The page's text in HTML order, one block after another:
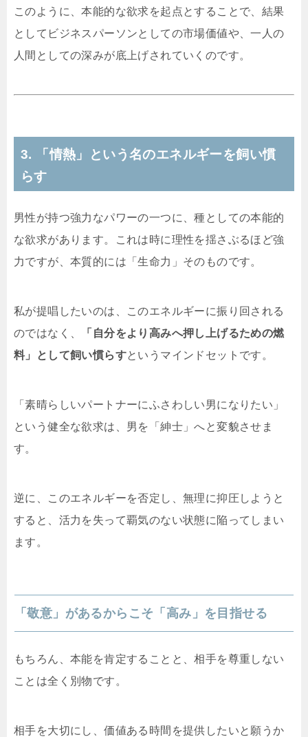
このように、本能的な欲求を起点とすることで、結果
としてビジネスパーソンとしての市場価値や、一人の
人間としての深みが底上げされていくのです。
3. 「情熱」という名のエネルギーを飼い慣
らす
男性が持つ強力なパワーの一つに、種としての本能的
な欲求があります。これは時に理性を揺さぶるほど強
力ですが、本質的には「生命力」そのものです。
私が提唱したいのは、このエネルギーに振り回される
のではなく、
「自分をより高みへ押し上げるための燃
料」として飼い慣らすというマインドセットです。
「素晴らしいパートナーにふさわしい男になりたい」
という健全な欲求は、男を「紳士」へと変貌させま
す。
逆に、このエネルギーを否定し、無理に抑圧しようと
すると、活力を失って覇気のない状態に陥ってしまい
ます。
「敬意」があるからこそ「高み」を目指せる
もちろん、本能を肯定することと、相手を尊重しない
ことは全く別物です。
相手を大切にし、価値ある時間を提供したいと願うか